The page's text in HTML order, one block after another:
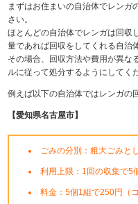
まずはお住まいの自治体でレンガ
さい。
ほとんどの自治体でレンガは回収
量であれば回収をしてくれる自治
その場合、回収方法や費用が異な
ルに従って処分するようにしてく
例えば以下の自治体ではレンガの
【愛知県名古屋市】
ごみの分別：粗大ごみと
利用上限：1回の収集で5
料金：5個1組で250円（